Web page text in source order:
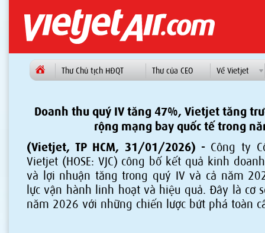
Thư Chủ tịch HĐQT Thư của CEO Về Vietjet
Doanh thu quý IV tăng 47%, Vietjet tăng
rộng mạng bay quốc tế trong
(Vietjet, TP HCM, 31/01/2026) - Công ty
Vietjet (HOSE: VJC) công bố kết quả kinh
và lợi nhuận tăng trong quý IV và cả năm
lực vận hành linh hoạt và hiệu quả. Đây là cơ
năm 2026 với những chiến lược bứt phá toàn